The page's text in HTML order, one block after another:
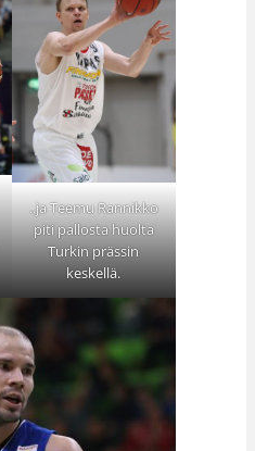
..ja Teemu Rannikko
piti pallosta huolta
Turkin prässin
keskellä.